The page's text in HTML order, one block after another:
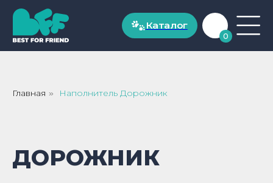
0
Каталог
Каталог
Натуральные лакомства
Главная » Наполнитель Дорожник
ДОРОЖНИК